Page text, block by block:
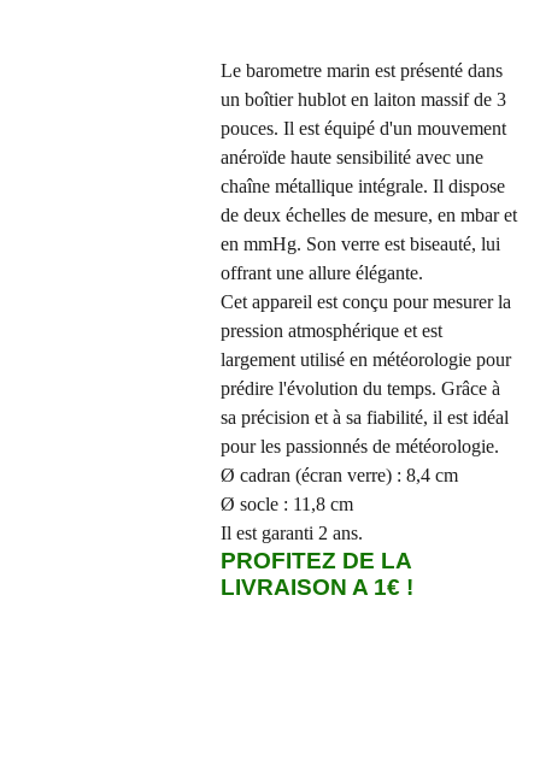
Le barometre marin est présenté dans
un boîtier hublot en laiton massif de 3
pouces. Il est équipé d'un mouvement
anéroïde haute sensibilité avec une
chaîne métallique intégrale. Il dispose
de deux échelles de mesure, en mbar et
en mmHg. Son verre est biseauté, lui
offrant une allure élégante.
Cet appareil est conçu pour mesurer la
pression atmosphérique et est
largement utilisé en météorologie pour
prédire l'évolution du temps. Grâce à
sa précision et à sa fiabilité, il est idéal
pour les passionnés de météorologie.
Ø cadran (écran verre) : 8,4 cm
Ø socle : 11,8 cm
Il est garanti 2 ans.
PROFITEZ DE LA
LIVRAISON A 1€ !